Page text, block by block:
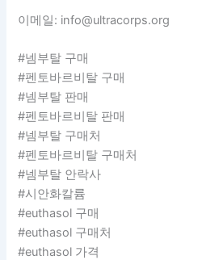
이메일: info@ultracorps.org
#넴부탈 구매
#펜토바르비탈 구매
#넴부탈 판매
#펜토바르비탈 판매
#넴부탈 구매처
#펜토바르비탈 구매처
#넴부탈 안락사
#시안화칼륨
#euthasol 구매
#euthasol 구매처
#euthasol 가격